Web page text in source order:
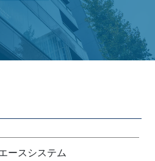
ースシステム